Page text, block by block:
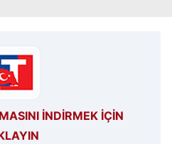
İNDİRMEK İÇİN